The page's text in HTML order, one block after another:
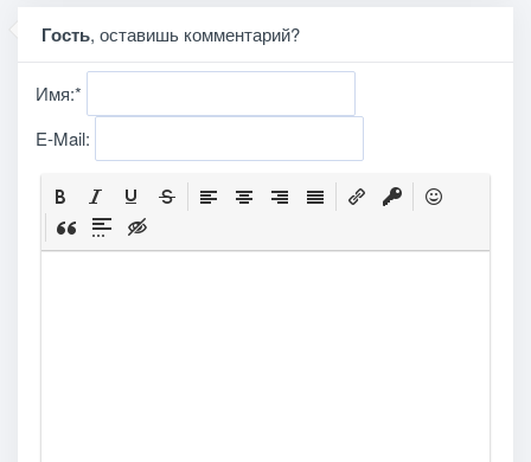
Гость, оставишь комментарий?
Имя:*
E-Mail: